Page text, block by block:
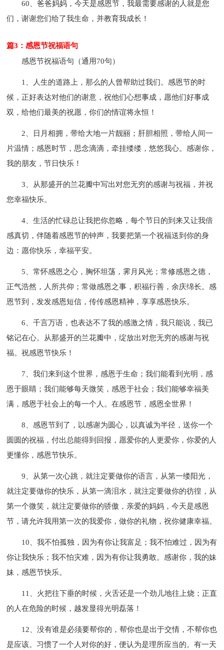
60、爸爸妈妈，今天是感恩节，我最需要感谢的人就是您
们，谢谢您们给了我生命，并教育我成长！
篇3：感恩节祝福语句
感恩节祝福语句（通用70句）
1、人生的道路上，那么的人曾帮助过我们。感恩节的时
候，正好表达对他们的谢意，祝他们心想事成，愿他们好事成
双，给他们最美的祝愿，你们的情谊将永恒！
2、日月相拥，带给大地一片靓丽；肝胆相照，带给人间一
片温情；感恩时节，思念滴滴，牵挂缕缕，悠悠我心。感谢你，
我的朋友，节日快乐！
3、从那盛开的兰花瓣中写出对您无穷的感谢与祝福，并祝
您幸福快乐。
4、生活的忙碌总让我把你忽略，每个节日的到来又让我倍
感真切，伴随着感恩节的钟声，我要把第一个祝福送到你的身
边：愿你快乐，幸福平安。
5、常怀感恩之心，胸怀坦荡，霁月风光；常修感恩之德，
正气浩然，人所共仰；常做感恩之事，积福行善，余庆绵长。感
恩节到，发发感恩短信，传传感恩精神，享享感恩快乐。
6、千言万语，也表达不了我的感激之情，我只能说，我已
铭记在心。从那盛开的兰花瓣中，绽放出对您无穷的感谢与祝
福。祝感恩节快乐！
7、我们来到这个世界，感恩于生命；我们能看到光明，感
恩于眼睛；我们能够每天微笑，感恩于社会；我们能够幸福美
满，感恩于社会上的每一个人。在感恩节，感恩全世界！
8、感恩节到了，以感谢为圆心，以真诚为半径，送你一个
圆圆的祝福，付出总能得到回报，愿爱你的人更爱你，你爱的人
更懂你，感恩节快乐。
9、从第一次心跳，就注定要做你的语言，从第一缕阳光，
就注定要做你的快乐，从第一滴泪水，就注定要做你的彷徨，从
第一个微笑，就注定要做你的骄傲，亲爱的妈妈，今天是感恩
节，请允许我用第一次的我爱你，做你的礼物，祝你健康幸福。
10、我不怕孤独，因为有你让我富足；我不怕难过，因为有
你让我快乐；我不怕灾难，因为有你让我勇敢。感谢你，我的妹
妹，感恩节快乐。
11、火把往下垂的时候，火舌还是一个劲儿地往上烧；正直
的人在危险的时候，越发显得光明磊落！
12、没有谁是必须要帮你的，帮你也是出于交情，不帮你也
是应该。习惯了一个人对你的好，便认为是理所应当的。有一天